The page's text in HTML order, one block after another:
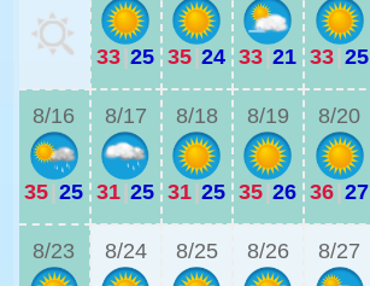
33|25 35|24 33|21 33|25
8/16
35|25
8/17
31|25
8/18
31|25
8/19
35|26
8/20
36|27
8/23 8/24 8/25 8/26 8/27